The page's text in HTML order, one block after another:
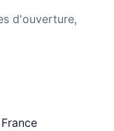
d'ouverture,